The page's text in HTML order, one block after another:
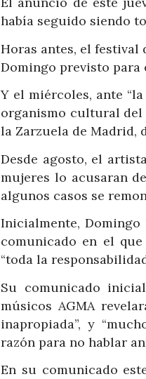
había seguido siendo
Horas antes, el festival
Domingo previsto para
Y el miércoles, ante
organismo cultural del
la Zarzuela de Madrid,
Desde agosto, el
mujeres lo acusaran
algunos casos se
Inicialmente,
comunicado en el
“toda la
Su comunicado
músicos AGMA
inapropiada”, y
razón para no hablar
En su comunicado